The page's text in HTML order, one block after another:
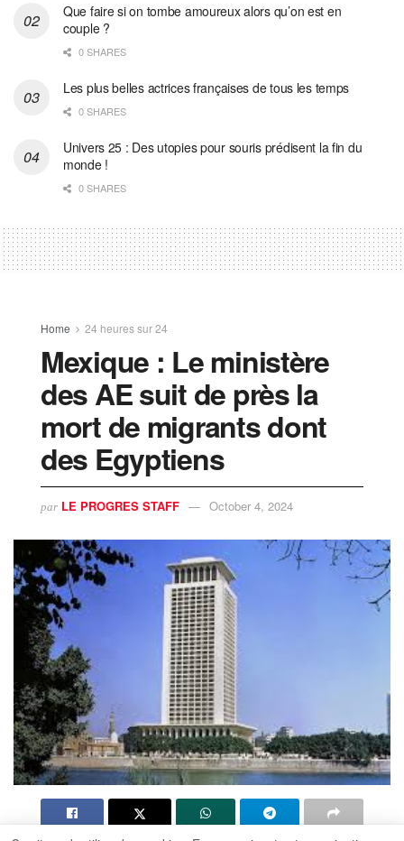
Que faire si on tombe amoureux alors qu’on est en
couple ?
0 SHARES
Les plus belles actrices françaises de tous les temps
0 SHARES
Univers 25 : Des utopies pour souris prédisent la fin du
monde !
0 SHARES
Home 24 heures sur 24
Mexique : Le ministère
des AE suit de près la
mort de migrants dont
des Egyptiens
par LE PROGRES STAFF October 4, 2024